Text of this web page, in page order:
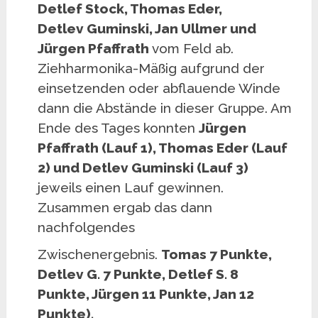
Detlef Stock, Thomas Eder,
Detlev Guminski, Jan Ullmer und
Jürgen Pfaffrath vom Feld ab.
Ziehharmonika-Mäßig aufgrund der
einsetzenden oder abflauende Winde
dann die Abstände in dieser Gruppe. Am
Ende des Tages konntenJürgen
Pfaffrath (Lauf 1), Thomas Eder (Lauf
2) und Detlev Guminski (Lauf 3)
jeweils einen Lauf gewinnen.
Zusammen ergab das dann
nachfolgendes
Zwischenergebnis. Tomas 7 Punkte,
Detlev G. 7 Punkte, Detlef S. 8
Punkte, Jürgen 11 Punkte, Jan 12
Punkte).